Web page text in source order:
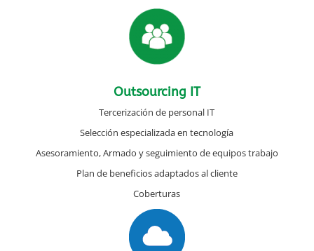
Outsourcing IT
Tercerización de personal IT
Selección especializada en tecnología
Asesoramiento, Armado y seguimiento de equipos trabajo
Plan de beneficios adaptados al cliente
Coberturas